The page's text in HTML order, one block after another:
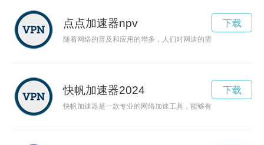
点点加速器npv
随着网络的普及和应用的增多，人们对网速的需求也越来越高
下载
快帆加速器2024
快帆加速器是一款专业的网络加速工具，能够有效提升上网速
下载